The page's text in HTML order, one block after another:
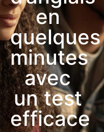
en
quelques
minutes
avec
un test
efficace